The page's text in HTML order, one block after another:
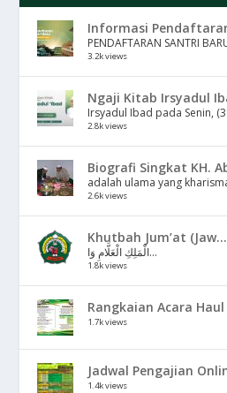
Informasi
PENDAFTARAN SANTRI
3.2k views
Ngaji Kitab Irsyadul
Irsyadul Ibad pada Senin,
2.8k views
Biografi Singkat KH.
adalah ulama yang
2.6k views
Khutbah Jum’at (Jaw...
الْمَلِكِ الْعَلَّامِ وَا...
1.8k views
Rangkaian Acara Haul
1.7k views
Jadwal Pengajian
1.4k views